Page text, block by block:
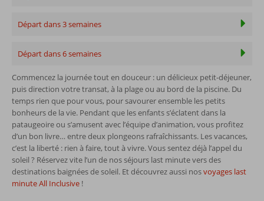
Départ dans 3 semaines
Départ dans 6 semaines
Commencez la journée tout en douceur : un délicieux petit-déjeuner,
puis direction votre transat, à la plage ou au bord de la piscine. Du
temps rien que pour vous, pour savourer ensemble les petits
bonheurs de la vie. Pendant que les enfants s’éclatent dans la
pataugeoire ou s’amusent avec l’équipe d’animation, vous profitez
d’un bon livre… entre deux plongeons rafraîchissants. Les vacances,
c’est la liberté : rien à faire, tout à vivre. Vous sentez déjà l’appel du
soleil ? Réservez vite l’un de nos séjours last minute vers des
destinations baignées de soleil. Et découvrez aussi nosvoyages last
minute All Inclusive !